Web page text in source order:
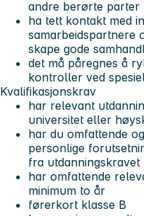
andre berørte parter
­ha tett kontakt med
samarbeidspartnere
skape gode
det må påregnes å
kontroller ved
Kvalifikasjonskrav
har relevant
universitet eller
har du omfattende
personlige
fra utdanningskravet
har omfattende
minimum to år
førerkort klasse B